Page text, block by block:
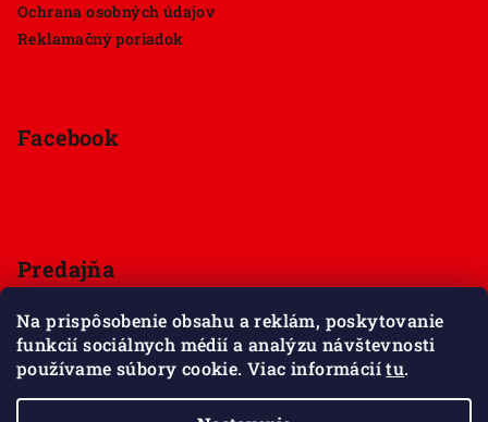
Na prispôsobenie obsahu a reklám, poskytovanie
funkcií sociálnych médií a analýzu návštevnosti
používame súbory cookie. Viac informáciítu.
Ochrana osobných údajov
Reklamačný poriadok
Facebook
Predajňa
Štúrova 33, 949 01 Nitra
Pondelok - Sobota 9:00 - 18:00
Nedeľa - zatvorené
Zobraziť mapu